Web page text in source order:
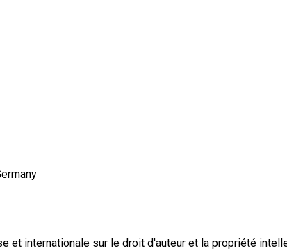
et internationale sur le droit d'auteur et la propriété